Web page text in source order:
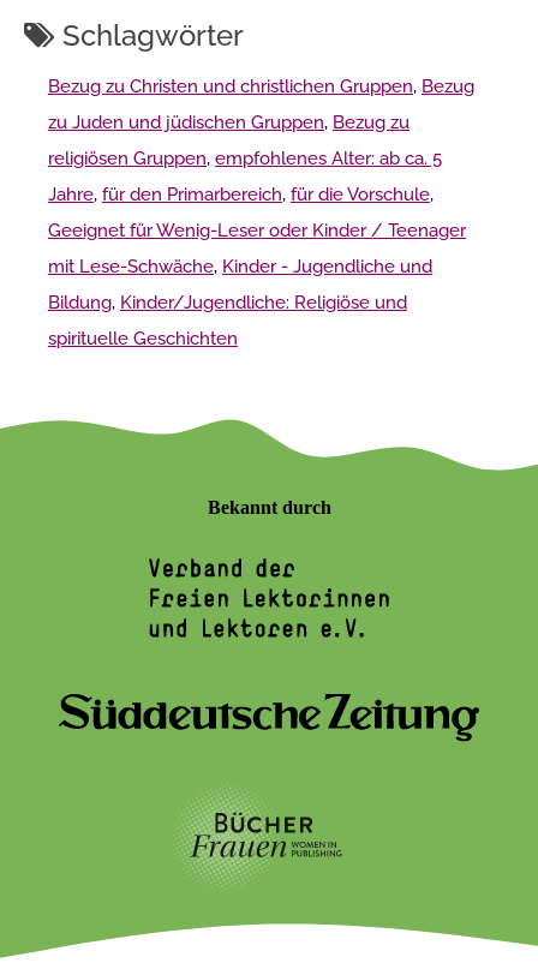
Schlagwörter
Bezug zu Christen und christlichen Gruppen, Bezug
zu Juden und jüdischen Gruppen, Bezug zu
religiösen Gruppen, empfohlenes Alter: ab ca. 5
Jahre, für den Primarbereich, für die Vorschule,
Geeignet für Wenig-Leser oder Kinder / Teenager
mit Lese-Schwäche, Kinder - Jugendliche und
Bildung, Kinder/Jugendliche: Religiöse und
spirituelle Geschichten
Bekannt durch